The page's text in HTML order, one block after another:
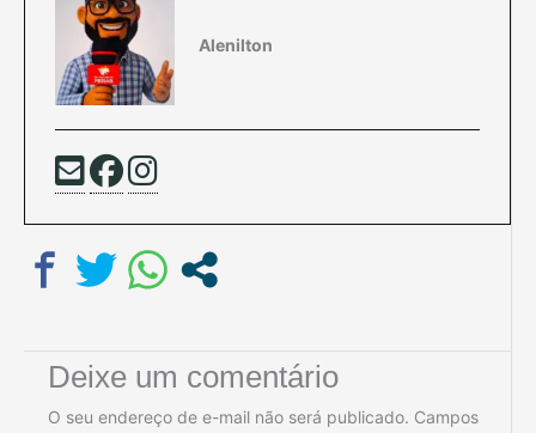
Alenilton
Deixe um comentário
O seu endereço de e-mail não será publicado. Campos